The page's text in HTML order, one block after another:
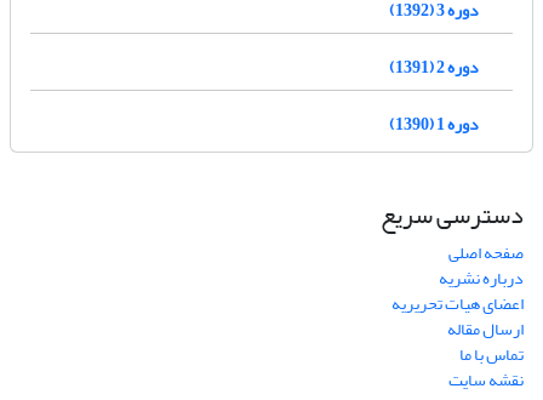
دوره 3 (1392)
دوره 2 (1391)
دوره 1 (1390)
دسترسی سریع
صفحه اصلی
درباره نشریه
اعضای هیات تحریریه
ارسال مقاله
تماس با ما
نقشه سایت